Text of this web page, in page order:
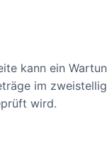
kann ein
im
wird.